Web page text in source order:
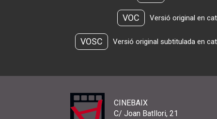
VOC Versió original en
VOSC Versió original subtitulada en
CINEBAIX
C/ Joan Batllori, 21